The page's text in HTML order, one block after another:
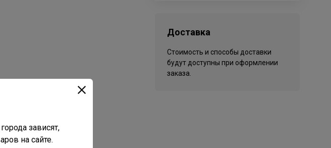
Доставка
Стоимость и способы доставки
будут доступны при оформлении
заказа.
зависят,
на сайте.